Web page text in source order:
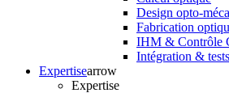
Design opto-
Fabrication
IHM & Contrôle
Intégration & tests
Expertisearrow
Expertise